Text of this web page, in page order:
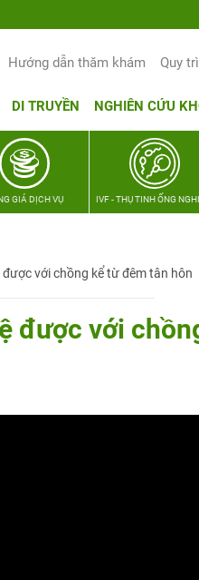
Hướng dẫn thăm khám Quy
DI TRUYỀN NGHIÊN CỨU
GIÁ DỊCH VỤ IVF - THỤ TINH ỐNG
với chồng kể từ đêm tân hôn
được với